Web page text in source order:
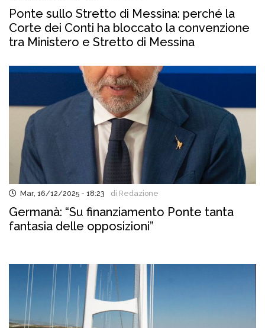
Ponte sullo Stretto di Messina: perché la
Corte dei Conti ha bloccato la convenzione
tra Ministero e Stretto di Messina
Mar, 16/12/2025 - 18:23 di Redazione
Germanà: “Su finanziamento Ponte tanta
fantasia delle opposizioni”